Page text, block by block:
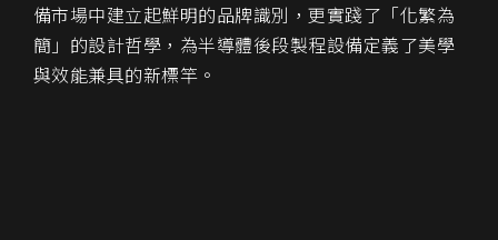
備市場中建立起鮮明的品牌識別，更實踐了「化繁為
簡」的設計哲學，為半導體後段製程設備定義了美學
與效能兼具的新標竿。